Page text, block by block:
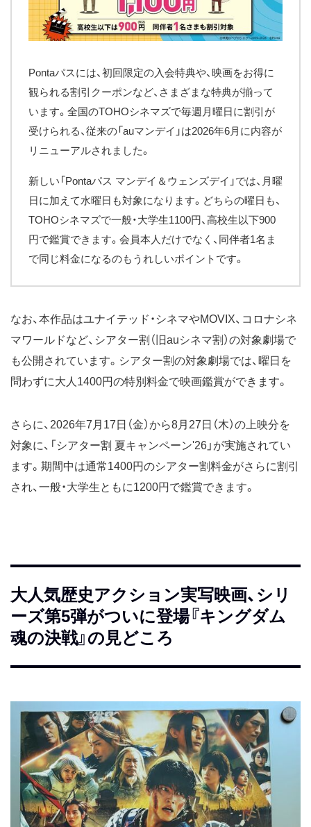
Pontaパスには、初回限定の入会特典や、映画をお得に
観られる割引クーポンなど、さまざまな特典が揃って
います。全国のTOHOシネマズで毎週月曜日に割引が
受けられる、従来の「auマンデイ」は2026年6月に内容が
リニューアルされました。
新しい「Pontaパス マンデイ＆ウェンズデイ」では、月曜
日に加えて水曜日も対象になります。どちらの曜日も、
TOHOシネマズで一般・大学生1100円、高校生以下900
円で鑑賞できます。会員本人だけでなく、同伴者1名ま
で同じ料金になるのもうれしいポイントです。
なお、本作品はユナイテッド・シネマやMOVIX、コロナシネ
マワールドなど、シアター割（旧auシネマ割）の対象劇場で
も公開されています。シアター割の対象劇場では、曜日を
問わずに大人1400円の特別料金で映画鑑賞ができます。
さらに、2026年7月17日（金）から8月27日（木）の上映分を
対象に、「シアター割 夏キャンペーン'26」が実施されてい
ます。期間中は通常1400円のシアター割料金がさらに割引
され、一般・大学生ともに1200円で鑑賞できます。
大人気歴史アクション実写映画、シリ
ーズ第5弾がついに登場『キングダム
魂の決戦』の見どころ